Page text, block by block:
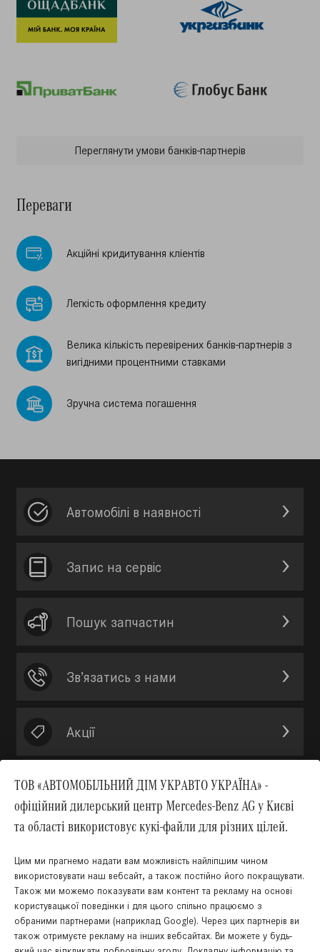
Переглянути умови банкiв-партнерiв
Переваги
Акцiйнi кридитування клiентiв
Легкiсть оформлення кредиту
Велика кiлькiсть перевiрених банкiв-партнерiв з
вигiдними процентними ставками
Зручна система погашення
ТОВ «АВТОМОБІЛЬНИЙ ДІМ УКРАВТО УКРАЇНА» -
офіційний дилерський центр Mercedes-Benz AG у Києві
та області використовує кукі-файли для різних цілей.
Цим ми прагнемо надати вам можливість найліпшим чином
використовувати наш вебсайт, а також постійно його покращувати.
Також ми можемо показувати вам контент та рекламу на основі
користувацької поведінки і для цього спільно працюємо з
обраними партнерами (наприклад Google). Через цих партнерів ви
також отримуєте рекламу на інших вебсайтах. Ви можете у будь-
Автомобілі в наявності
Запис на сервic
Пошук запчастин
Зв’язатись з нами
Акції
Вгору